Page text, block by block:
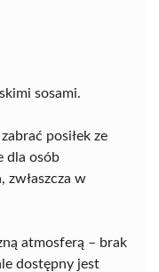
sosami.
posiłek ze
dla osób
zwłaszcza w
atmosferą – brak
dostępny jest